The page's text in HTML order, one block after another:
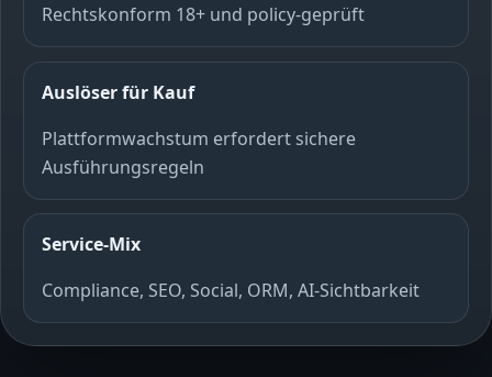
Rechtskonform 18+ und policy-geprüft
Auslöser für Kauf
Plattformwachstum erfordert sichere
Ausführungsregeln
Service-Mix
Compliance, SEO, Social, ORM, AI‑Sichtbarkeit